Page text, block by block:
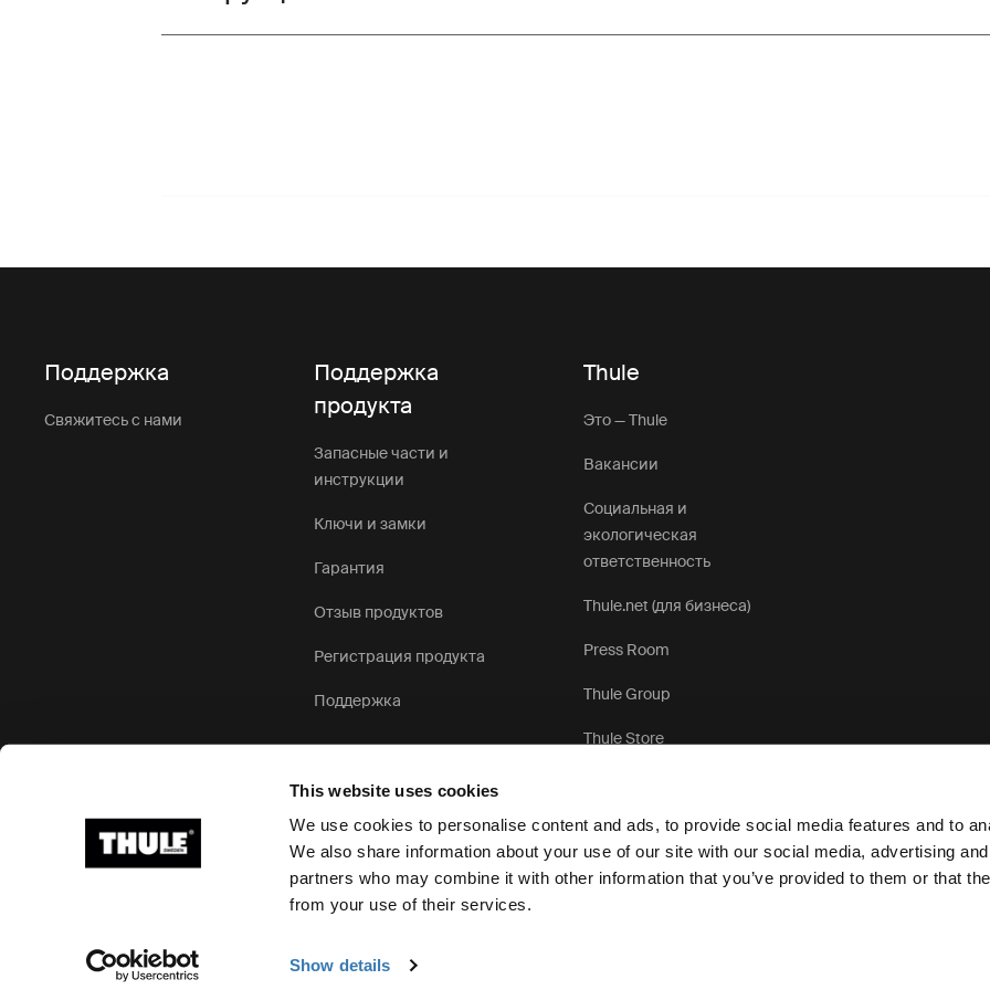
This website uses cookies
We use cookies to personalise content and ads, to provide social media features and to
We also share information about your use of our site with our social media, advertising
partners who may combine it with other information that you’ve provided to them or that
from your use of their services.
Show details
Поддержка
Свяжитесь с нами
Поддержка
продукта
Запасные части и
инструкции
Ключи и замки
Гарантия
Отзыв продуктов
Регистрация продукта
Поддержка
Thule
Это — Thule
Вакансии
Социальная и
экологическая
ответственность
Thule.net (для бизнеса)
Press Room
Thule Group
Thule Store
Ⓒ Thule Group, 2026 г. Все права защищены Уведомление о конфиденциальности Политика